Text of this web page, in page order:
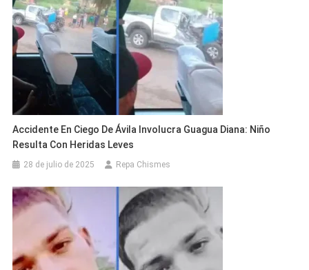
Accidente En Ciego De Ávila Involucra Guagua Diana: Niño
Resulta Con Heridas Leves
28 de julio de 2025 Repa Chismes